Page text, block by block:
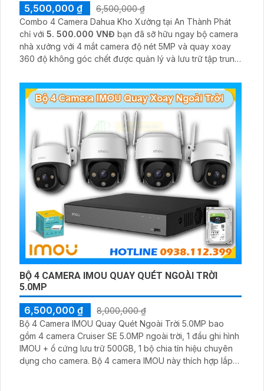
5,500,000 ₫
6,500,000 ₫
Combo 4 Camera Dahua Kho Xưởng tại An Thành Phát
chỉ với 5. 500.000 VNĐ bạn đã sỡ hữu ngay bộ camera
nhà xưởng với 4 mắt camera độ nét 5MP và quay xoay
360 độ không góc chết được quản lý và lưu trữ tập trung
BỘ 4 CAMERA IMOU QUAY QUÉT NGOÀI TRỜI
5.0MP
6,500,000 ₫
8,000,000 ₫
Bộ 4 Camera IMOU Quay Quét Ngoài Trời 5.0MP bao
gồm 4 camera Cruiser SE 5.0MP ngoài trời, 1 đầu ghi hình
IMOU + ổ cứng lưu trữ 500GB, 1 bộ chia tín hiệu chuyên
dụng cho camera. Bộ 4 camera IMOU này thích hợp lắp